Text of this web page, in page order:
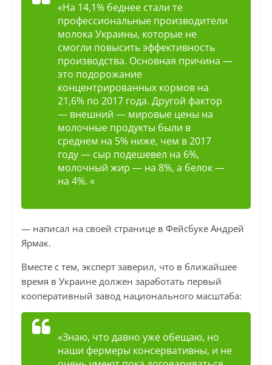
«На 14,1% беднее стали те
профессиональные производители
молока Украины, которые не
смогли повысить эффективность
производства. Основная причина —
это подорожание
концентрированных кормов на
21,6% по 2017 года. Другой фактор
— внешний — мировые цены на
молочные продукты были в
среднем на 5% ниже, чем в 2017
году — сыр подешевел на 6%,
молочный жир — на 8%, а белок —
на 4%. «
— написал на своей странице в Фейсбуке Андрей
Ярмак.
Вместе с тем, эксперт заверил, что в ближайшее
время в Украине должен заработать первый
кооперативный завод национального масштаба:
«Знаю, что давно уже обещаю, но
наши фермеры консервативны, и не